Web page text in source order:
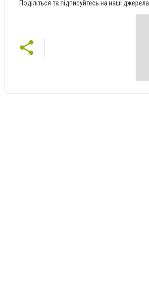
Поділіться та підписуйтесь на наші джерела